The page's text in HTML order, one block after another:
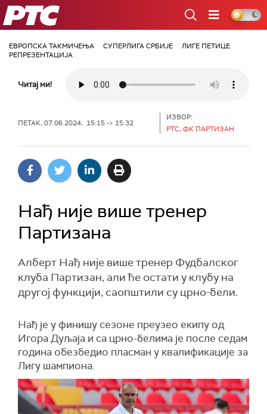
РТС
ЕВРОПСКА ТАКМИЧЕЊА СУПЕРЛИГА СРБИЈЕ
ЛИГЕ ПЕТИЦЕ
РЕПРЕЗЕНТАЦИЈА
Читај ми!
ПЕТАК, 07.06.2024, 15:15 -> 15:32
ИЗВОР:
РТС, ФК ПАРТИЗАН
Нађ није више тренер
Партизана
Алберт Нађ није више тренер Фудбалског
клуба Партизан, али ће остати у клубу на
другој функцији, саопштили су црно-бели.
Нађ је у финишу сезоне преузео екипу од
Игора Дуљаја и са црно-белима је после седам
година обезбедио пласман у квалификације за
Лигу шампиона.